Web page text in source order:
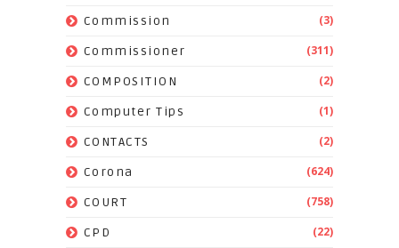
Commission (3)
Commissioner (311)
COMPOSITION (2)
Computer Tips (1)
CONTACTS (2)
Corona (624)
COURT (758)
CPD (22)